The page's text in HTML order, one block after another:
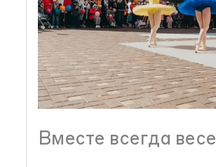
Вместе всегда